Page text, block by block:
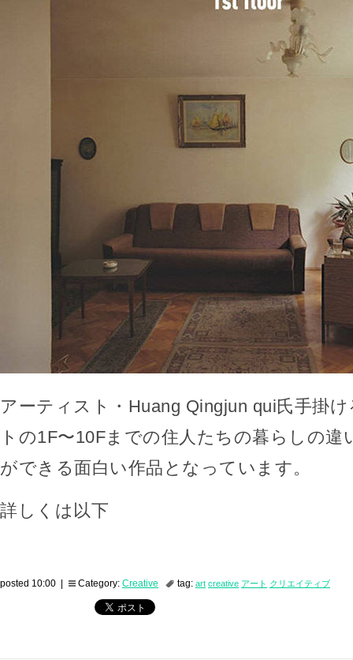
アーティスト・Huang Qingjun qui氏手掛
トの1F〜10Fまでの住人たちの暮らしの違
ができる面白い作品となっています。
詳しくは以下
posted 10:00 | Category: Creative tag: art creative アート クリエイティブ